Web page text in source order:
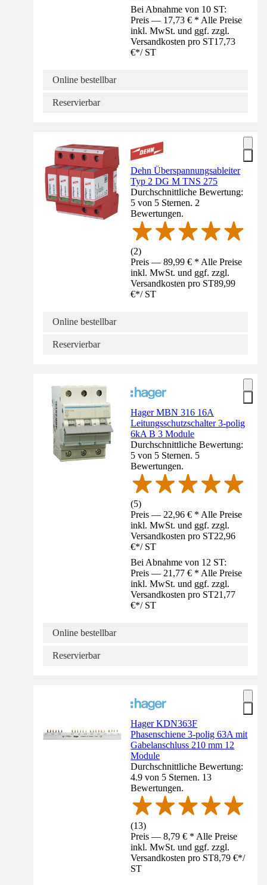
Bei Abnahme von 10 ST:
Preis — 17,73 € * Alle Preise
inkl. MwSt. und ggf. zzgl.
Versandkosten pro ST17,73
€*/ ST
Online bestellbar
Reservierbar
Dehn Überspannungsableiter
Typ 2 DG M TNS 275
Durchschnittliche Bewertung:
5 von 5 Sternen. 2
Bewertungen.
(2)
Preis — 89,99 € * Alle Preise
inkl. MwSt. und ggf. zzgl.
Versandkosten pro ST89,99
€*/ ST
Online bestellbar
Reservierbar
Hager MBN 316 16A
Leitungsschutzschalter 3-polig
6kA B 3 Module
Durchschnittliche Bewertung:
5 von 5 Sternen. 5
Bewertungen.
(5)
Preis — 22,96 € * Alle Preise
inkl. MwSt. und ggf. zzgl.
Versandkosten pro ST22,96
€*/ ST
Bei Abnahme von 12 ST:
Preis — 21,77 € * Alle Preise
inkl. MwSt. und ggf. zzgl.
Versandkosten pro ST21,77
€*/ ST
Online bestellbar
Reservierbar
Hager KDN363F
Phasenschiene 3-polig 63A mit
Gabelanschluss 210 mm 12
Module
Durchschnittliche Bewertung:
4.9 von 5 Sternen. 13
Bewertungen.
(13)
Preis — 8,79 € * Alle Preise
inkl. MwSt. und ggf. zzgl.
Versandkosten pro ST8,79 €*/
ST